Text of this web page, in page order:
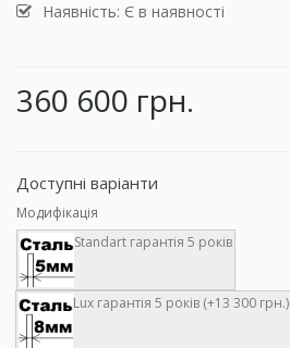
Наявність: Є в наявності
360 600 грн.
Доступні варіанти
Модифікація
Standart гарантія 5 років
Lux гарантія 5 років (+13 300 грн.)